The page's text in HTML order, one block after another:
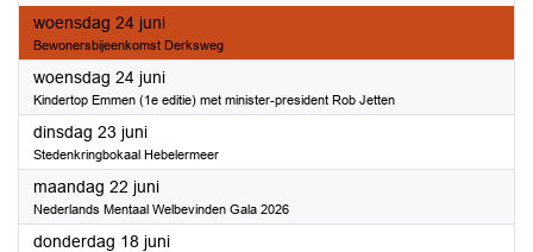
woensdag 24 juni2026
Bewonersbijeenkomst Derksweg
woensdag 24 juni2026
Kindertop Emmen (1e editie) met minister-president Rob Jetten
dinsdag 23 juni2026
Stedenkringbokaal Hebelermeer
maandag 22 juni2026
Nederlands Mentaal Welbevinden Gala 2026
donderdag 18 juni2026